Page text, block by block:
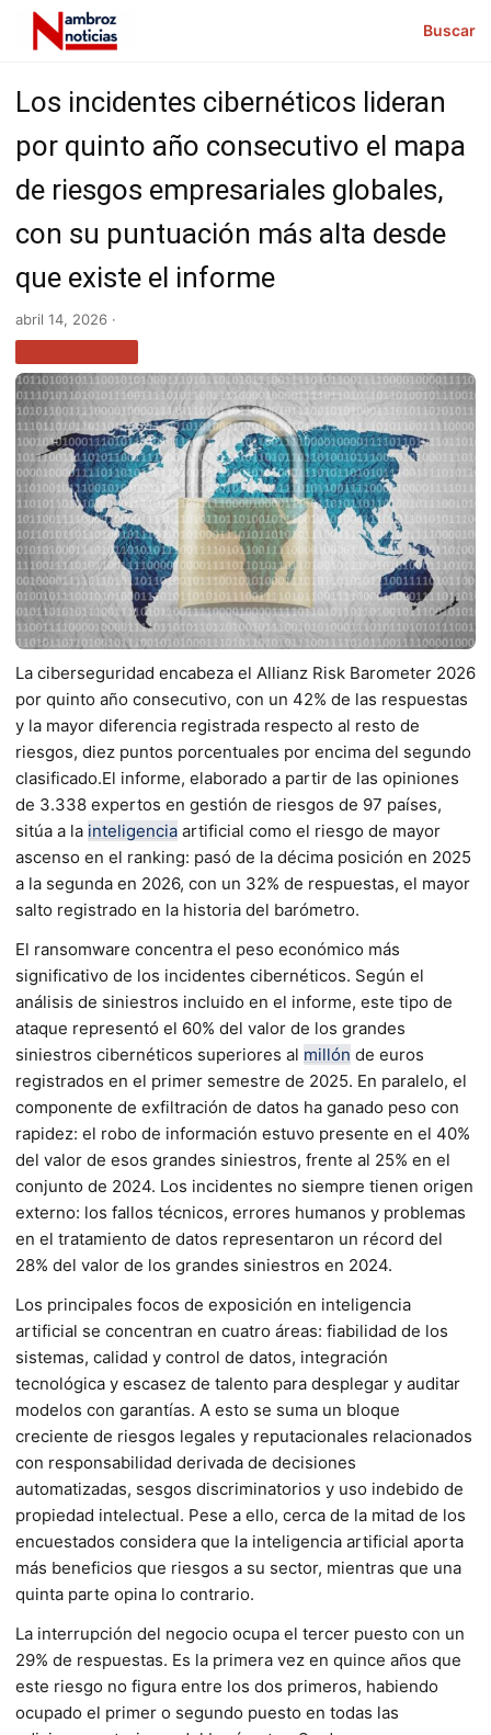
Buscar
Los incidentes cibernéticos lideran
por quinto año consecutivo el mapa
de riesgos empresariales globales,
con su puntuación más alta desde
que existe el informe
abril 14, 2026 ·
La ciberseguridad encabeza el Allianz Risk Barometer 2026
por quinto año consecutivo, con un 42% de las respuestas
y la mayor diferencia registrada respecto al resto de
riesgos, diez puntos porcentuales por encima del segundo
clasificado.El informe, elaborado a partir de las opiniones
de 3.338 expertos en gestión de riesgos de 97 países,
sitúa a la inteligencia artificial como el riesgo de mayor
ascenso en el ranking: pasó de la décima posición en 2025
a la segunda en 2026, con un 32% de respuestas, el mayor
salto registrado en la historia del barómetro.
El ransomware concentra el peso económico más
significativo de los incidentes cibernéticos. Según el
análisis de siniestros incluido en el informe, este tipo de
ataque representó el 60% del valor de los grandes
siniestros cibernéticos superiores al millón de euros
registrados en el primer semestre de 2025. En paralelo, el
componente de exfiltración de datos ha ganado peso con
rapidez: el robo de información estuvo presente en el 40%
del valor de esos grandes siniestros, frente al 25% en el
conjunto de 2024. Los incidentes no siempre tienen origen
externo: los fallos técnicos, errores humanos y problemas
en el tratamiento de datos representaron un récord del
28% del valor de los grandes siniestros en 2024.
Los principales focos de exposición en inteligencia
artificial se concentran en cuatro áreas: fiabilidad de los
sistemas, calidad y control de datos, integración
tecnológica y escasez de talento para desplegar y auditar
modelos con garantías. A esto se suma un bloque
creciente de riesgos legales y reputacionales relacionados
con responsabilidad derivada de decisiones
automatizadas, sesgos discriminatorios y uso indebido de
propiedad intelectual. Pese a ello, cerca de la mitad de los
encuestados considera que la inteligencia artificial aporta
más beneficios que riesgos a su sector, mientras que una
quinta parte opina lo contrario.
La interrupción del negocio ocupa el tercer puesto con un
29% de respuestas. Es la primera vez en quince años que
este riesgo no figura entre los dos primeros, habiendo
ocupado el primer o segundo puesto en todas las